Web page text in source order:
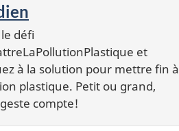
défi
et
à la solution pour mettre fin à
plastique. Petit ou grand,
compte!